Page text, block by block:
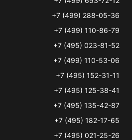
+7 (499) 288-05-36
+7 (499) 110-86-79
+7 (495) 023-81-52
+7 (499) 110-53-06
+7 (495) 152-31-11
+7 (495) 125-38-41
+7 (495) 135-42-87
+7 (495) 182-17-65
+7 (495) 021-25-26